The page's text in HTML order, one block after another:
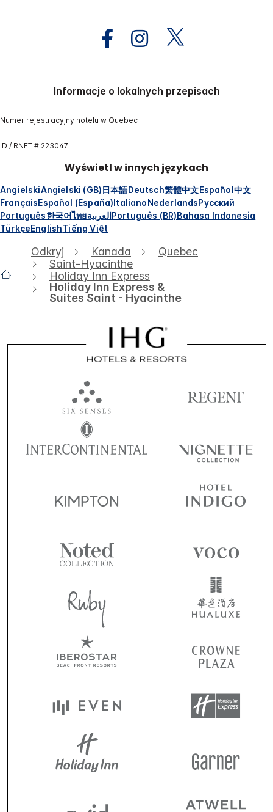
Informacje o lokalnych przepisach
Numer rejestracyjny hotelu w Quebec
ID / RNET # 223047
Wyświetl w innych językach
AngielskiAngielski (GB)日本語Deutsch繁體中文Español中文
FrançaisEspañol (España)ItalianoNederlandsРусский
Português한국어ไทยالعربيةPortuguês (BR)Bahasa Indonesia
TürkçeEnglishTiếng Việt
Odkryj Kanada
Quebec
Saint-Hyacinthe
Holiday Inn Express
Holiday Inn Express &
Suites Saint - Hyacinthe